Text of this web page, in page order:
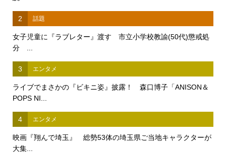
2 話題
女子児童に『ラブレター』渡す 市立小学校教諭(50代)懲戒処
分 ...
3 エンタメ
ライブでまさかの『ビキニ姿』披露！ 森口博子「ANISON＆
POPS NI...
4 エンタメ
映画『翔んで埼玉』 総勢53体の埼玉県ご当地キャラクターが
大集...